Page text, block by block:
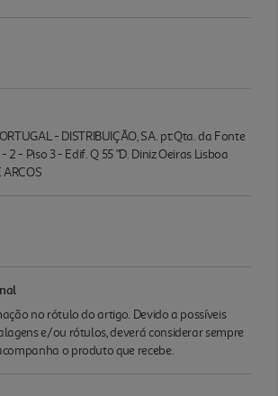
- DISTRIBUIÇÃO, SA. pt:Qta. da Fonte
- Piso 3 - Edif. Q 55 "D. Diniz Oeiras Lisboa
no rótulo do artigo. Devido a possíveis
e/ou rótulos, deverá considerar sempre
o produto que recebe.